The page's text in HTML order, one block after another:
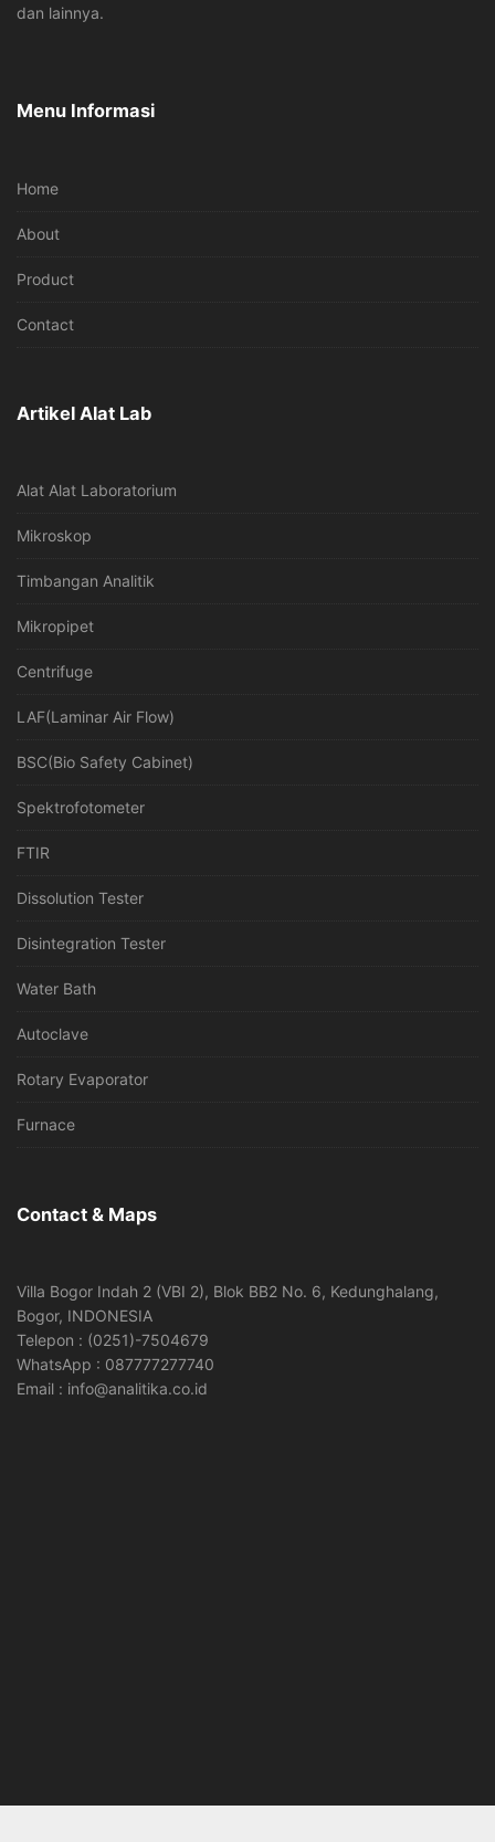
dan lainnya.
Menu Informasi
Home
About
Product
Contact
Artikel Alat Lab
Alat Alat Laboratorium
Mikroskop
Timbangan Analitik
Mikropipet
Centrifuge
LAF(Laminar Air Flow)
BSC(Bio Safety Cabinet)
Spektrofotometer
FTIR
Dissolution Tester
Disintegration Tester
Water Bath
Autoclave
Rotary Evaporator
Furnace
Contact & Maps
Villa Bogor Indah 2 (VBI 2), Blok BB2 No. 6, Kedunghalang,
Bogor, INDONESIA
Telepon : (0251)-7504679
WhatsApp : 087777277740
Email : info@analitika.co.id